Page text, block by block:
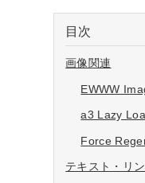
目次
画像関連
EWWW
a3 Lazy
Force
テキスト・リ